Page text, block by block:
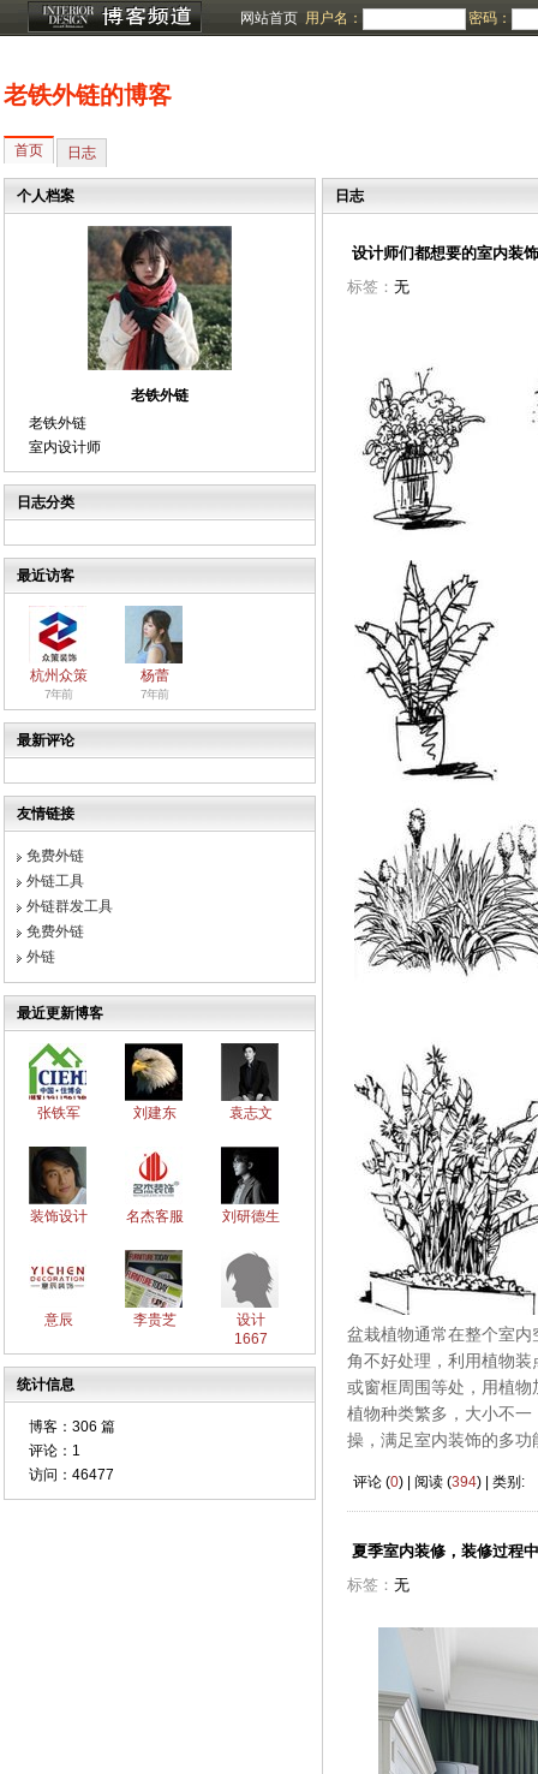
网站首页 用户名： 密码：
老铁外链的博客
首页 日志
个人档案
老铁外链
老铁外链
室内设计师
日志分类
最近访客
杭州众策
7年前
杨蕾
7年前
最新评论
友情链接
免费外链
外链工具
外链群发工具
免费外链
外链
最近更新博客
张铁军 刘建东 袁志文
装饰设计 名杰客服 刘研德生
意辰 李贵芝
设计
1667
统计信息
博客： 306 篇
评论： 1
访问： 46477
日志
设计师们都想要的室内装
标签： 无
盆栽植物通常在整个室
角不好处理，利用植物
或窗框周围等处，用植
植物种类繁多，大小不
操，满足室内装饰的多功
评论 (0) | 阅读 (394) | 类别:
夏季室内装修，装修过程
标签： 无